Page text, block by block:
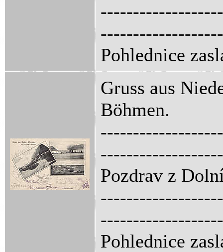
-------------------
Pohlednice
Gruss aus
Böhmen.
-------------------
Pozdrav z
-------------------
Pohlednice